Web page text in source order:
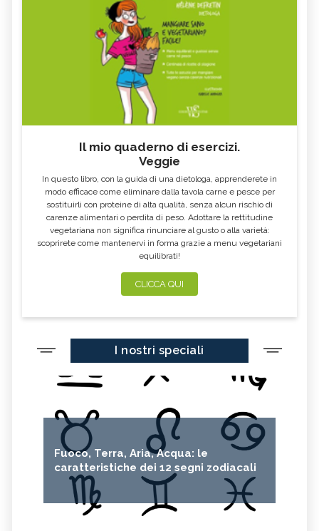
Il mio quaderno di esercizi.
Veggie
In questo libro, con la guida di una dietologa, apprenderete in
modo efficace come eliminare dalla tavola carne e pesce per
sostituirli con proteine di alta qualità, senza alcun rischio di
carenze alimentari o perdita di peso. Adottare la rettitudine
vegetariana non significa rinunciare al gusto o alla varietà:
scoprirete come mantenervi in forma grazie a menu vegetariani
equilibrati!
CLICCA QUI
I nostri speciali
Fuoco, Terra, Aria, Acqua: le
caratteristiche dei 12 segni zodiacali